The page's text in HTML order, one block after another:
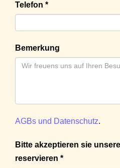
Telefon *
Bemerkung
AGBs und Datenschutz.
Bitte akzeptieren sie
reservieren *